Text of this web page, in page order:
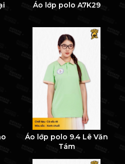
Áo lớp polo A7K29
Áo lớp polo 9.4 Lê Văn
Tám